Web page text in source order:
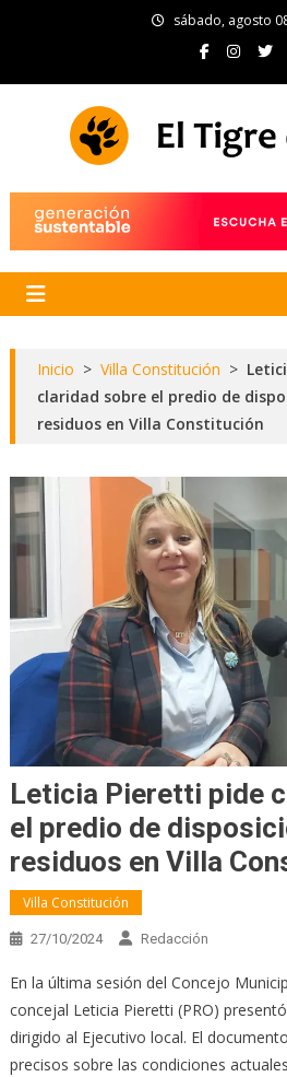
sábado, agosto
Inicio > Villa Constitución >
claridad sobre el predio de
residuos en Villa Constitución
Leticia Pieretti pide
el predio de
residuos en Villa
Villa Constitución
27/10/2024 Redacción
En la última sesión del Concejo
concejal Leticia Pieretti (PRO)
dirigido al Ejecutivo local. El
precisos sobre las condiciones